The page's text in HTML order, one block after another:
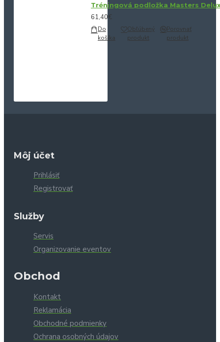
Tréningová podložka Masters
61,40€
Do
košíka
Obľúbený
produkt
Porovnať
produkt
Môj účet
Prihlásiť
Registrovať
Služby
Servis
Organizovanie eventov
Obchod
Kontakt
Reklamácia
Obchodné podmienky
Ochrana osobných údajov